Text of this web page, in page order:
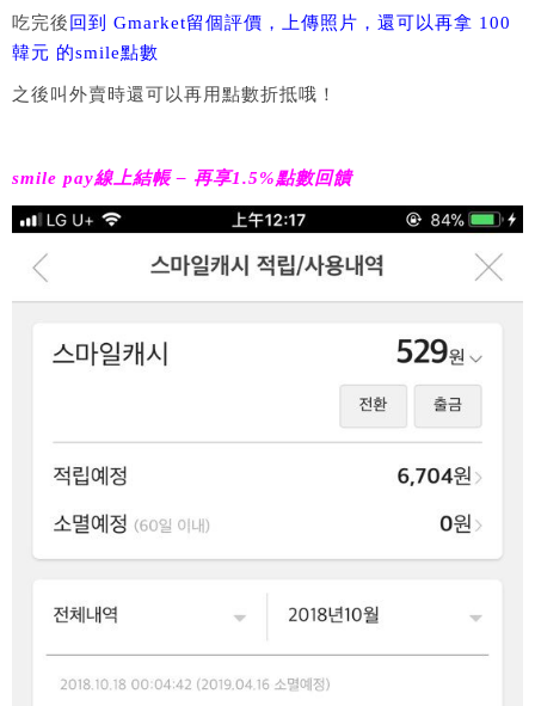
吃完後 回到 Gmarket留個評價，上傳照片，還可以再拿 100
韓元 的smile點數
之後叫外賣時還可以再用點數折抵哦！
smile pay線上結帳 – 再享1.5%點數回饋